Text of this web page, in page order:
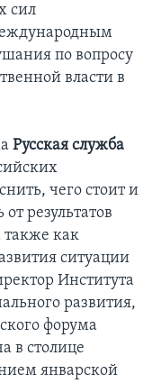
сил
по вопросу
власти в
Русская служба
чего стоит и
результатов
как
ситуации
Института
развития,
форума
в столице
январской